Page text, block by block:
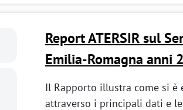
Report ATERSIR sul
Emilia-Romagna anni
Il Rapporto illustra come si
attraverso i principali dati e